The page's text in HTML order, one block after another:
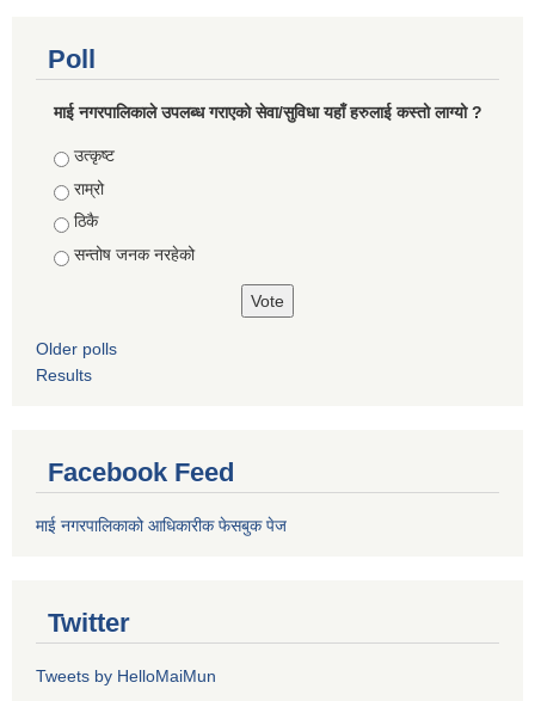
Poll
माई नगरपालिकाले उपलब्ध गराएको सेवा/सुविधा यहाँ हरुलाई कस्तो लाग्यो ?
Choices
उत्कृष्ट
राम्रो
ठिकै
सन्तोष जनक नरहेको
Older polls
Results
Facebook Feed
माई नगरपालिकाको आधिकारीक फेसबुक पेज
Twitter
Tweets by HelloMaiMun